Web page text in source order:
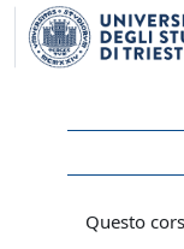
Vai al contenuto
Questo